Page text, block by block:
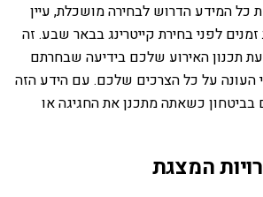
כל המידע הדרוש לבחירה מושכלת, עיין
זמנים לפני בחירת קייטרינג בבאר שבע. זה
תכנון האירוע שלכם בידיעה שבחרתם
העונה על כל הצרכים שלכם. עם הידע הזה
בביטחון כשאתה מתכנן את החגיגה או